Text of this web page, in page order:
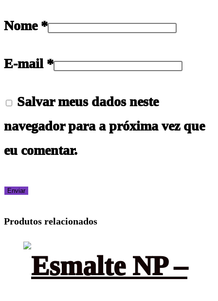
Nome *
E-mail *
Salvar meus dados neste
navegador para a próxima vez que
eu comentar.
Produtos relacionados